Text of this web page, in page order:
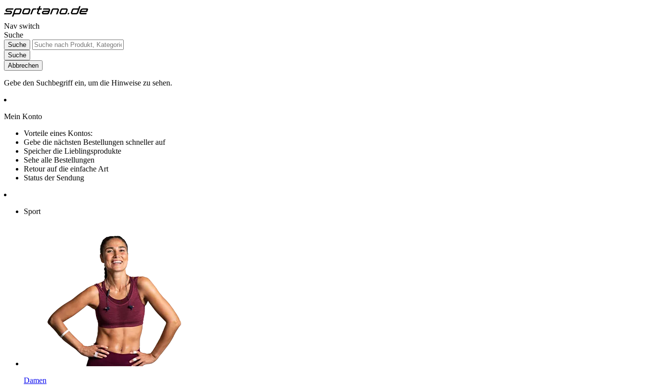
Nav switch
Suche
Suche
Suche
Abbrechen
Gebe den Suchbegriff ein, um die Hinweise zu sehen.
Mein Konto
Vorteile eines Kontos:
Gebe die nächsten Bestellungen schneller auf
Speicher die Lieblingsprodukte
Sehe alle Bestellungen
Retour auf die einfache Art
Status der Sendung
Sport
Damen